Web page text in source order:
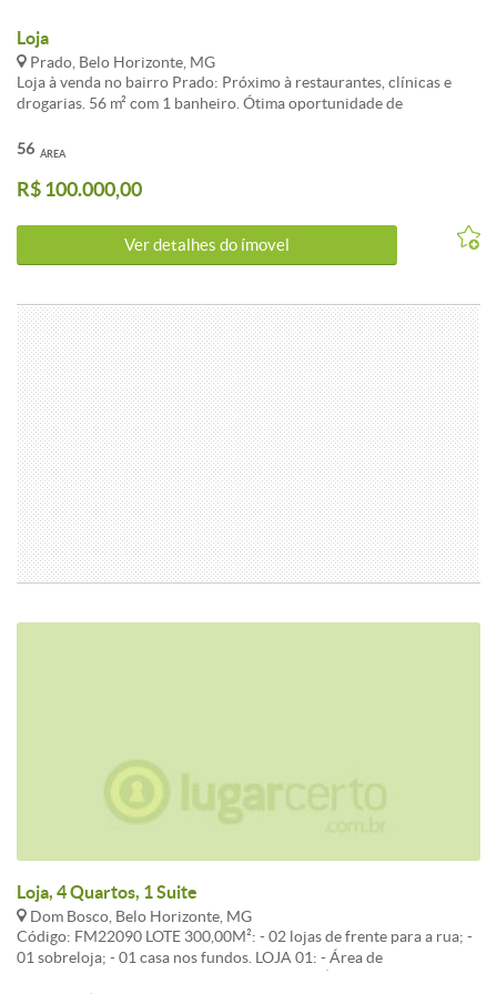
Loja
Prado, Belo Horizonte, MG
Loja à venda no bairro Prado: Próximo à restaurantes, clínicas e
drogarias. 56 m² com 1 banheiro. Ótima oportunidade de
negócios!
ÁREA
56
R$ 100.000,00
Ver detalhes do ímovel
Loja, 4 Quartos, 1 Suite
Dom Bosco, Belo Horizonte, MG
Código: FM22090 LOTE 300,00M²: - 02 lojas de frente para a rua; -
01 sobreloja; - 01 casa nos fundos. LOJA 01: - Área de